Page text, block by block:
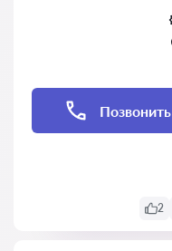
Позвонить
2